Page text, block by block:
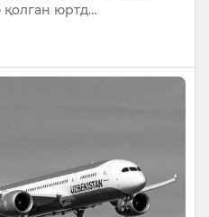
қолган юртд…